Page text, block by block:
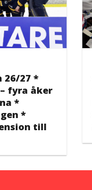
26/27 *
fyra åker
*
*
till